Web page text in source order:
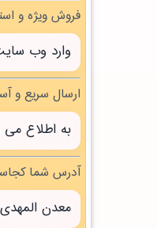
فروش ویژه و
وارد وب
ارسال سریع و
به اطلاع می
آدرس شما
معدن